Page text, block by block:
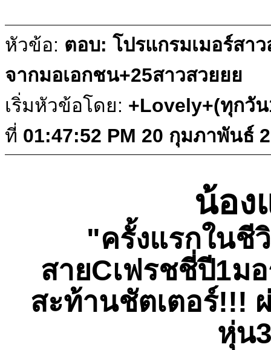
หัวข้อ: ตอบ: โปรแกรมเมอร์สา
จากมอเอกชน+25สาวสวยยย
เริ่มหัวข้อโดย: +Lovely+(ทุกวั
ที่ 01:47:52 PM 20 กุมภาพันธ์
น้อง
"ครั้งแรกในชี
สายCเฟรชชี่ปี1ม
สะท้านชัตเตอร์!!!
หุ่น